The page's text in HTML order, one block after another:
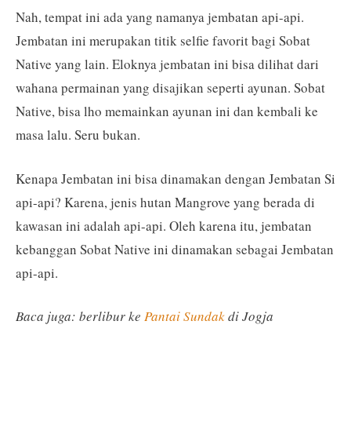
Nah, tempat ini ada yang namanya jembatan api-api.
Jembatan ini merupakan titik selfie favorit bagi Sobat
Native yang lain. Eloknya jembatan ini bisa dilihat dari
wahana permainan yang disajikan seperti ayunan. Sobat
Native, bisa lho memainkan ayunan ini dan kembali ke
masa lalu. Seru bukan.
Kenapa Jembatan ini bisa dinamakan dengan Jembatan Si
api-api? Karena, jenis hutan Mangrove yang berada di
kawasan ini adalah api-api. Oleh karena itu, jembatan
kebanggan Sobat Native ini dinamakan sebagai Jembatan
api-api.
Baca juga: berlibur ke Pantai Sundakdi Jogja